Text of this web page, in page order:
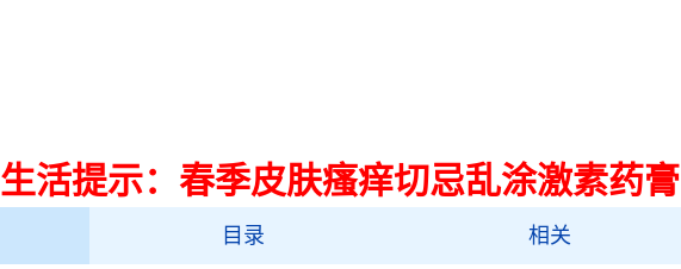
生活提示：春季皮肤瘙痒切忌乱涂激素药膏
目录 相关